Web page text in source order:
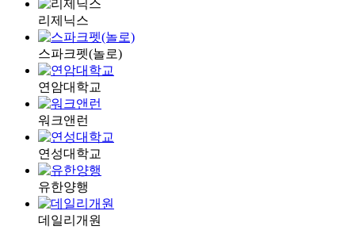
리제닉스
스파크펫(놀로)
연암대학교
워크앤런
연성대학교
유한양행
데일리개원